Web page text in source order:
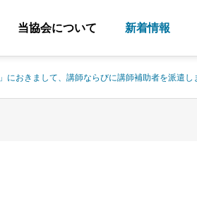
当協会について 新着情報
おきまして、講師ならびに講師補助者を派遣し